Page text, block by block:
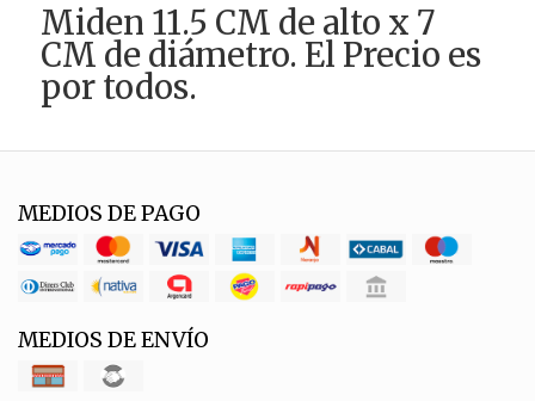
Miden 11.5 CM de alto x 7
CM de diámetro. El Precio es
por todos.
MEDIOS DE PAGO
MEDIOS DE ENVÍO